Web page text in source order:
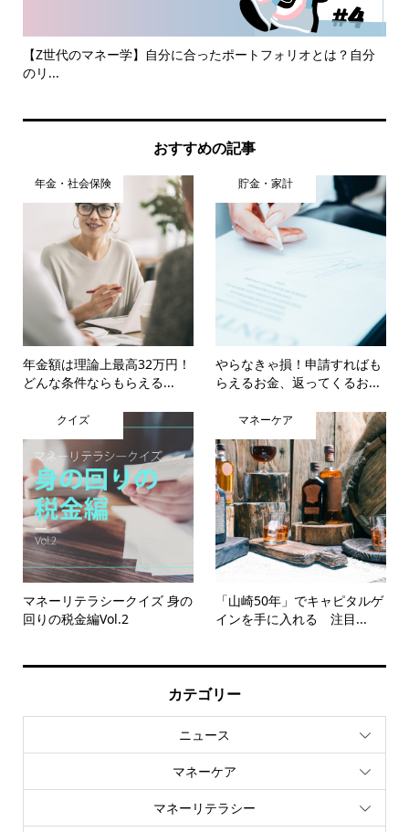
【Z世代のマネー学】自分に合ったポートフォリオとは？自分
のリ...
おすすめの記事
年金・社会保険
年金額は理論上最高32万円！
どんな条件ならもらえる...
貯金・家計
やらなきゃ損！申請すればも
らえるお金、返ってくるお...
クイズ
マネーリテラシークイズ 身の
回りの税金編Vol.2
マネーケア
「山崎50年」でキャピタルゲ
インを手に入れる 注目...
カテゴリー
ニュース
マネーケア
マネーリテラシー